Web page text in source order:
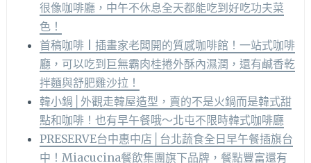
很像咖啡廳，中午不休息全天都能吃到好吃功夫菜
色！
首稿咖啡 | 插畫家老闆開的質感咖啡館！一站式咖啡
廳，可以吃到巨無霸肉桂捲外酥內濕潤，還有鹹香乾
拌麵與舒肥雞沙拉！
韓小鍋│外觀走韓屋造型，賣的不是火鍋而是韓式甜
點和咖啡！也有早午餐哦～北屯不限時韓式咖啡廳
PRESERVE台中惠中店│台北蔬食全日早午餐插旗台
中！Miacucina餐飲集團旗下品牌，餐點豐富還有